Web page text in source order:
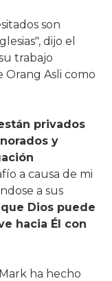
son
dijo el
trabajo
Asli como
privados
y
a causa de mi
a sus
que Dios puede
hacia Él con
ha hecho